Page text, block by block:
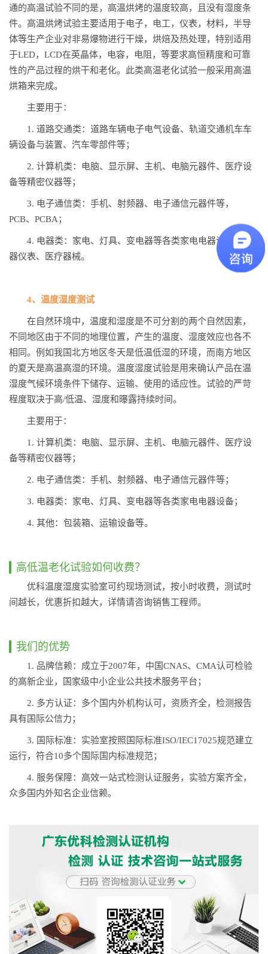
通的高温试验不同的是，高温烘烤的温度较高，且没有湿度条
件。高温烘烤试验主要适用于电子，电工，仪表，材料，半导
体等生产企业对非易爆物进行干燥，烘焙及热处理，特别适用
于LED，LCD在英晶体，电容，电阻，等要求高恒精度和可靠
性的产品过程的烘干和老化。此类高温老化试验一般采用高温
烘箱来完成。
主要用于：
1. 道路交通类：道路车辆电子电气设备、轨道交通机车车
辆设备与装置、汽车零部件等；
2. 计算机类：电脑、显示屏、主机、电脑元器件、医疗设
备等精密仪器等；
3. 电子通信类：手机、射频器、电子通信元器件等，
PCB、PCBA；
4. 电器类：家电、灯具、变电器等各类家电电器设备、仪
器仪表、医疗器械。
4、温度湿度测试
在自然环境中，温度和湿度是不可分割的两个自然因素，
不同地区由于不同的地理位置，产生的温度、湿度效应也各不
相同。例如我国北方地区冬天是低温低湿的环境，而南方地区
的夏天是高温高湿的环境。温度湿度试验是用来确认产品在温
湿度气候环境条件下储存、运输、使用的适应性。试验的严苛
程度取决于高/低温、湿度和曝露持续时间。
主要用于：
1. 计算机类：电脑、显示屏、主机、电脑元器件、医疗设
备等精密仪器等；
2. 电子通信类：手机、射频器、电子通信元器件等；
3. 电器类：家电、灯具、变电器等各类家电电器设备；
4. 其他：包装箱、运输设备等。
高低温老化试验如何收费？
优科温度湿度实验室可约现场测试，按小时收费，测试时
间越长，优惠折扣越大，详情请咨询销售工程师。
我们的优势
1. 品牌信赖：成立于2007年，中国CNAS、CMA认可检验
的高新企业，国家级中小企业公共技术服务平台；
2. 多方认证：多个国内外机构认可，资质齐全，检测报告
具有国际公信力；
3. 国际标准：实验室按照国际标准ISO/IEC17025规范建立
运行，符合10多个国际国内标准规范；
4. 服务保障：高效一站式检测认证服务，实验方案齐全，
众多国内外知名企业信赖。